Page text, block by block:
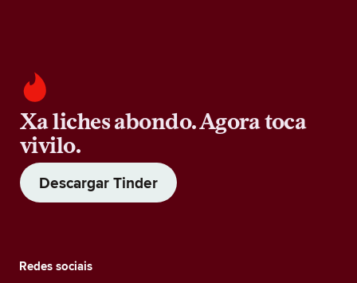
Xa liches abondo. Agora toca
vivilo.
Descargar Tinder
Redes sociais